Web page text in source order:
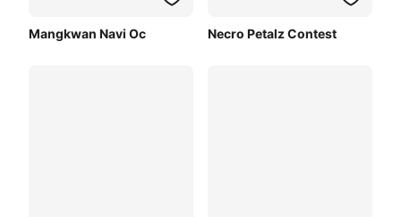
Mangkwan Navi Oc Necro Petalz Contest